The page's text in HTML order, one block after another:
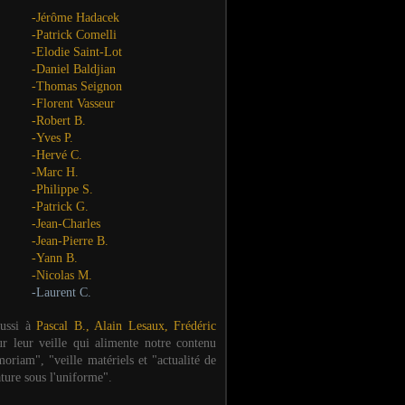
-Jérôme Hadacek
-Patrick Comelli
-Elodie Saint-Lot
-Daniel Baldjian
-Thomas Seignon
-Florent Vasseur
-Robert B.
-Yves P.
-Hervé C.
-Marc H.
-Philippe S.
-Patrick G.
-Jean-Charles
-Jean-Pierre B.
-Yann B.
-Nicolas M.
-Laurent C.
àPascal B., Alain Lesaux, Frédéric
leur veille qui alimente notre contenu
"veille matériels et "actualité de
sous l'uniforme".